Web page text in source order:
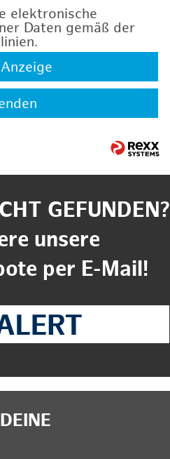
elektronische
Daten gemäß der
.
GEFUNDEN?
unsere
per E-Mail!